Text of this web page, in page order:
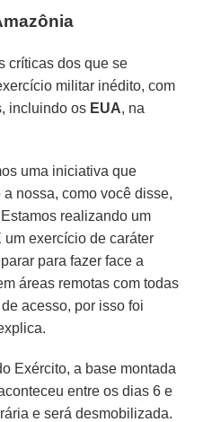
críticas dos que se
militar inédito, com
incluindo os EUA, na
uma iniciativa que
nossa, como você disse,
Estamos realizando um
exercício de caráter
para fazer face a
áreas remotas com todas
acesso, por isso foi
Exército, a base montada
entre os dias 6 e
e será desmobilizada.